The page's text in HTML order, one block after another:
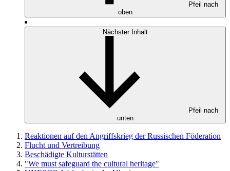
Pfeil nach
oben
Nächster Inhalt
Pfeil nach
unten
Reaktionen auf den Angriffskrieg der Russischen Föderation
Flucht und Vertreibung
Beschädigte Kulturstätten
"We must safeguard the cultural heritage"